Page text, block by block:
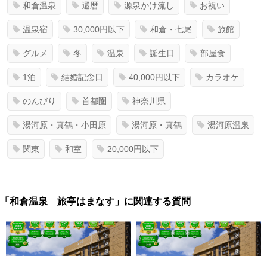
和倉温泉 還暦 源泉かけ流し お祝い
温泉宿 30,000円以下 和倉・七尾 旅館
グルメ 冬 温泉 誕生日 部屋食
1泊 結婚記念日 40,000円以下 カラオケ
のんびり 首都圏 神奈川県
湯河原・真鶴・小田原 湯河原・真鶴 湯河原温泉
関東 和室 20,000円以下
「和倉温泉 旅亭はまなす」に関連する質問